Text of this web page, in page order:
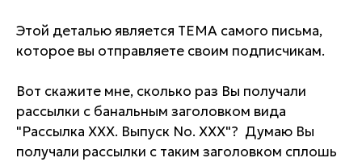
Этой деталью является ТЕМА самого письма,
которое вы отправляете своим подписчикам.
Вот скажите мне, сколько раз Вы получали
рассылки с банальным заголовком вида
"Рассылка XXX. Выпуск No. XXX"? Думаю Вы
получали рассылки с таким заголовком сплошь